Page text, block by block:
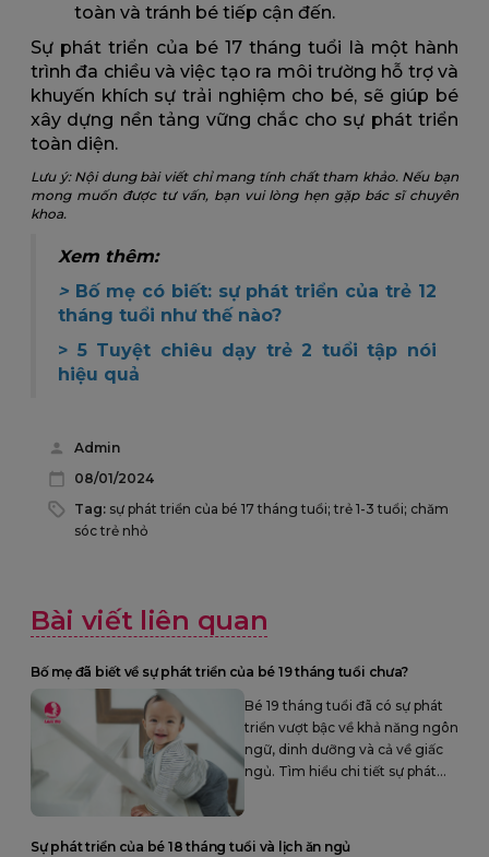
toàn và tránh bé tiếp cận đến.
Sự phát triển của bé 17 tháng tuổi là một hành
trình đa chiều và việc tạo ra môi trường hỗ trợ và
khuyến khích sự trải nghiệm cho bé, sẽ giúp bé
xây dựng nền tảng vững chắc cho sự phát triển
toàn diện.
Lưu ý: Nội dung bài viết chỉ mang tính chất tham khảo. Nếu bạn
mong muốn được tư vấn, bạn vui lòng hẹn gặp bác sĩ chuyên
khoa.
Xem thêm:
> Bố mẹ có biết: sự phát triển của trẻ 12
tháng tuổi như thế nào?
> 5 Tuyệt chiêu dạy trẻ 2 tuổi tập nói
hiệu quả
Admin
08/01/2024
Tag: sự phát triển của bé 17 tháng tuổi; trẻ 1-3 tuổi; chăm
sóc trẻ nhỏ
Bài viết liên quan
Bố mẹ đã biết về sự phát triển của bé 19 tháng tuổi chưa?
Bé 19 tháng tuổi đã có sự phát
triển vượt bậc về khả năng ngôn
ngữ, dinh dưỡng và cả về giấc
ngủ. Tìm hiểu chi tiết sự phát
Sự phát triển của bé 18 tháng tuổi và lịch ăn ngủ